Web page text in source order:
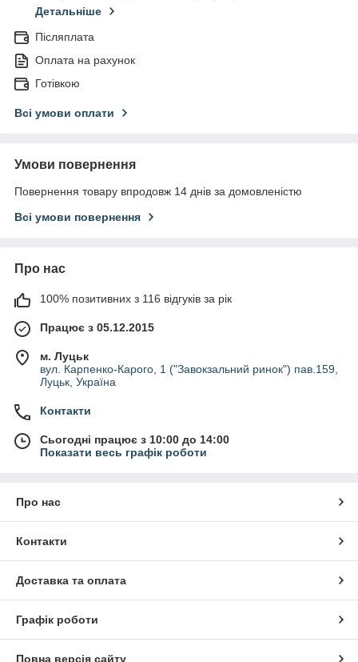
Детальніше
Післяплата
Оплата на рахунок
Готівкою
Всі умови оплати
Умови повернення
Повернення товару впродовж 14 днів за домовленістю
Всі умови повернення
Про нас
100% позитивних з 116 відгуків за рік
Працює з 05.12.2015
м. Луцьк
вул. Карпенко-Карого, 1 ("Завокзальний ринок") пав.159,
Луцьк, Україна
Контакти
Сьогодні працює з 10:00 до 14:00
Показати весь графік роботи
Про нас
Контакти
Доставка та оплата
Графік роботи
Повна версія сайту